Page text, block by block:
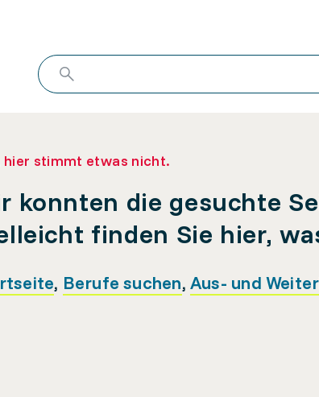
hier stimmt etwas nicht.
konnten die gesuchte
finden Sie hier,
, Berufe suchen, Aus- und